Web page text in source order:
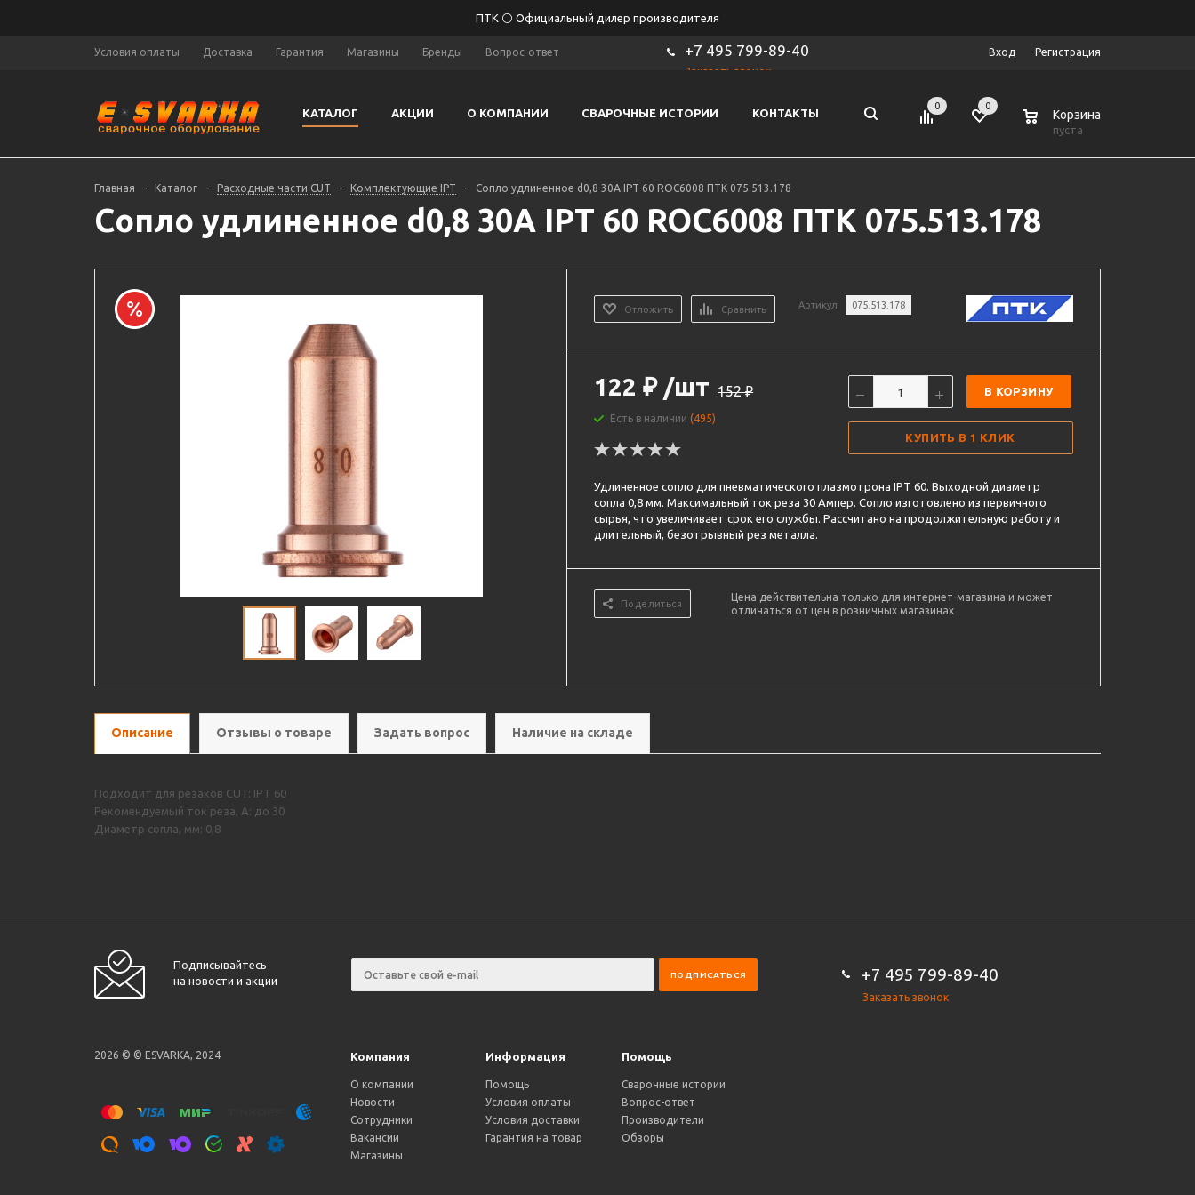
ПТК ⚪ Официальный дилер производителя
Условия оплаты Доставка Гарантия Магазины Бренды Вопрос-ответ +7 495 799-89-40
Заказать звонок
Вход Регистрация
КАТАЛОГ АКЦИИ О КОМПАНИИ СВАРОЧНЫЕ ИСТОРИИ КОНТАКТЫ
0 0
Корзина
пуста
Главная - Каталог - Расходные части CUT - Комплектующие IPT - Сопло удлиненное d0,8 30A IPT 60 ROC6008 ПТК 075.513.178
Сопло удлиненное d0,8 30A IPT 60 ROC6008 ПТК 075.513.178
Отложить Сравнить Артикул 075.513.178
122 ₽ /шт 152₽
Есть в наличии(495)
В КОРЗИНУ
КУПИТЬ В 1 КЛИК
Удлиненное сопло для пневматического плазмотрона IPT 60. Выходной диаметр
сопла 0,8 мм. Максимальный ток реза 30 Ампер. Сопло изготовлено из первичного
сырья, что увеличивает срок его службы. Рассчитано на продолжительную работу и
длительный, безотрывный рез металла.
Поделиться
Цена действительна только для интернет-магазина и может
отличаться от цен в розничных магазинах
Описание Отзывы о товаре Задать вопрос Наличие на складе
Подходит для резаков CUT: IPT 60
Рекомендуемый ток реза, А: до 30
Диаметр сопла, мм: 0,8
Подписывайтесь
на новости и акции
+7 495 799-89-40
Заказать звонок
2026 © © ESVARKA, 2024 Компания Информация Помощь
О компании
Новости
Сотрудники
Вакансии
Магазины
Помощь
Условия оплаты
Условия доставки
Гарантия на товар
Сварочные истории
Вопрос-ответ
Производители
Обзоры